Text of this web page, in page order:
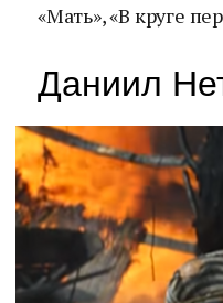
«Мать», «В круге
Даниил